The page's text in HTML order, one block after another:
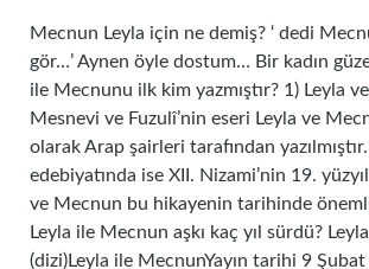
Mecnun Leyla için ne demiş? ‘ dedi
gör…’ Aynen öyle dostum… Bir kadın
ile Mecnunu ilk kim yazmıştır? 1) Leyla
Mesnevi ve Fuzulî’nin eseri Leyla ve
olarak Arap şairleri tarafından
edebiyatında ise XII. Nizami’nin 19.
ve Mecnun bu hikayenin tarihinde
Leyla ile Mecnun aşkı kaç yıl sürdü?
(dizi)Leyla ile MecnunYayın tarihi 9